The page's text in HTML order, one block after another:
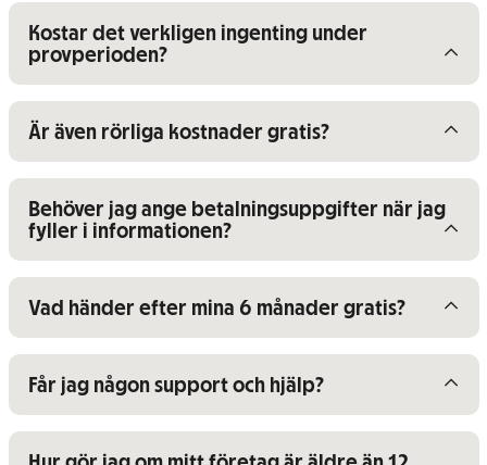
Visa/dölj innehåll för
Kostar det verkligen ingenting under
provperioden?
Visa/dölj innehåll för
Är även rörliga kostnader gratis?
Visa/dölj innehåll för
Behöver jag ange betalningsuppgifter när jag
fyller i informationen?
Visa/dölj innehåll för
Vad händer efter mina 6 månader gratis?
Visa/dölj innehåll för
Får jag någon support och hjälp?